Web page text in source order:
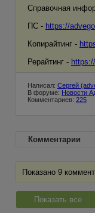
Справочная
ПС - https://
Копирайтинг -
Рерайтинг -
Написал: Сергей
В форуме: Новости
Комментариев: 225
Комментарии
Показано 9
Показать все